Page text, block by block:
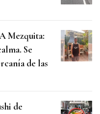
Mezquita:
Se
de las
de